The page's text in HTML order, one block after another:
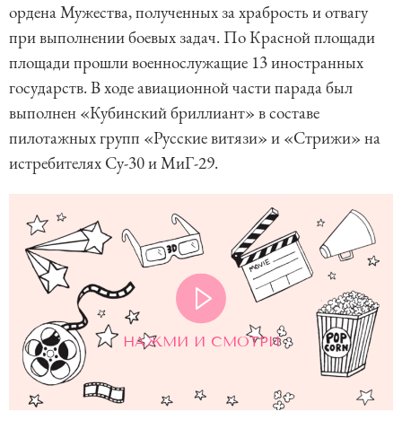
ордена Мужества, полученных за храбрость и отвагу
при выполнении боевых задач. По Красной площади
площади прошли военнослужащие 13 иностранных
государств. В ходе авиационной части парада был
выполнен «Кубинский бриллиант» в составе
пилотажных групп «Русские витязи» и «Стрижи» на
истребителях Су-30 и МиГ-29.
НАЖМИ И СМОТРИ